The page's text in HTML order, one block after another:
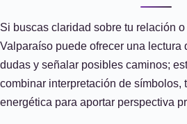
Si buscas claridad sobre tu relación
Valparaíso puede ofrecer una lectura
dudas y señalar posibles caminos;
combinar interpretación de símbolos,
energética para aportar perspectiva